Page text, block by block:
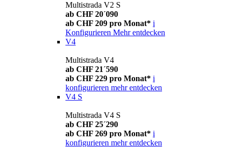
Multistrada V2 S
ab CHF 20´090
ab CHF 209 pro Monat* i
Konfigurieren Mehr entdecken
V4
Multistrada V4
ab CHF 21´590
ab CHF 229 pro Monat* i
konfigurieren mehr entdecken
V4 S
Multistrada V4 S
ab CHF 25´290
ab CHF 269 pro Monat* i
konfigurieren mehr entdecken